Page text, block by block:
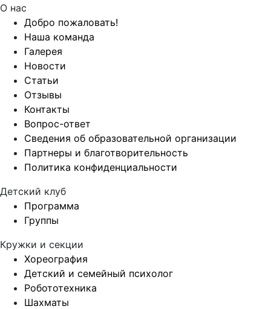
О нас
Добро пожаловать!
Наша команда
Галерея
Новости
Статьи
Отзывы
Контакты
Вопрос-ответ
Сведения об образовательной организации
Партнеры и благотворительность
Политика конфиденциальности
Детский клуб
Программа
Группы
Кружки и секции
Хореография
Детский и семейный психолог
Робототехника
Шахматы